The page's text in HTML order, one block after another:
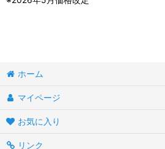
ホーム
マイページ
お気に入り
リンク